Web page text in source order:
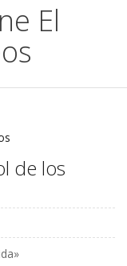
El
de los